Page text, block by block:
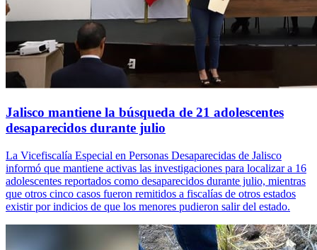
Jalisco mantiene la búsqueda de 21 adolescentes
desaparecidos durante julio
La Vicefiscalía Especial en Personas Desaparecidas de Jalisco
informó que mantiene activas las investigaciones para localizar a 16
adolescentes reportados como desaparecidos durante julio, mientras
que otros cinco casos fueron remitidos a fiscalías de otros estados
existir por indicios de que los menores pudieron salir del estado.